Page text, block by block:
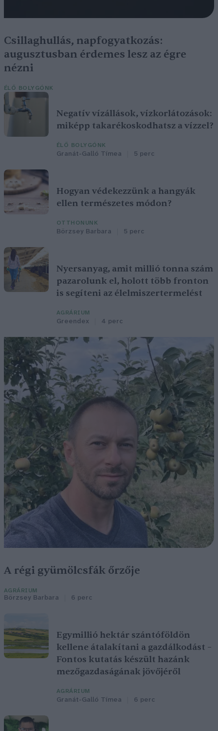
Csillaghullás, napfogyatkozás:
augusztusban érdemes lesz az égre
nézni
ÉLŐ BOLYGÓNK
Negatív vízállások, vízkorlátozások:
miképp takarékoskodhatsz a vízzel?
ÉLŐ BOLYGÓNK
Granát-Galló Tímea 5 perc
Hogyan védekezzünk a hangyák
ellen természetes módon?
OTTHONUNK
Börzsey Barbara 5 perc
Nyersanyag, amit millió tonna szám
pazarolunk el, holott több fronton
is segíteni az élelmiszertermelést
AGRÁRIUM
Greendex 4 perc
A régi gyümölcsfák őrzője
AGRÁRIUM
Börzsey Barbara 6 perc
Egymillió hektár szántóföldön
kellene átalakítani a gazdálkodást –
Fontos kutatás készült hazánk
mezőgazdaságának jövőjéről
AGRÁRIUM
Granát-Galló Tímea 6 perc